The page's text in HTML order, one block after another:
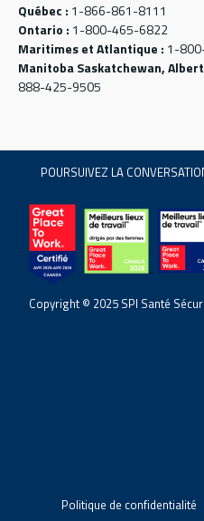
Québec : 1-866-861-8111
Ontario : 1-800-465-6822
Maritimes et Atlantique : 1-
Manitoba Saskatchewan,
888-425-9505
POURSUIVEZ LA
Copyright © 2025 SPI Santé
Politique de confidentialité